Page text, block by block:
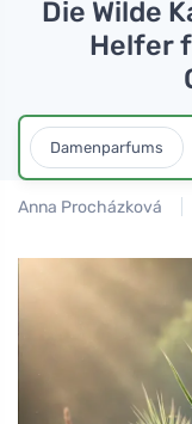
Die Wilde
Helfer
Damenparfums
Anna Procházková